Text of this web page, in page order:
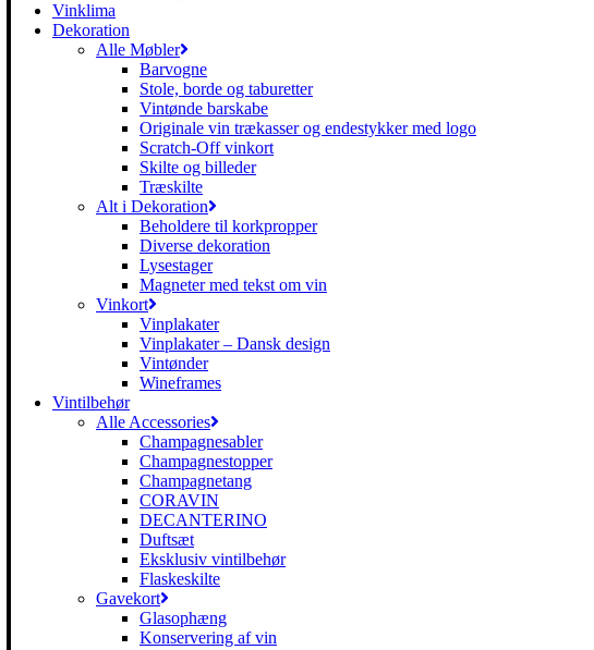
Vinklima
Dekoration
Alle Møbler
Barvogne
Stole, borde og taburetter
Vintønde barskabe
Originale vin trækasser og endestykker med logo
Scratch-Off vinkort
Skilte og billeder
Træskilte
Alt i Dekoration
Beholdere til korkpropper
Diverse dekoration
Lysestager
Magneter med tekst om vin
Vinkort
Vinplakater
Vinplakater – Dansk design
Vintønder
Wineframes
Vintilbehør
Alle Accessories
Champagnesabler
Champagnestopper
Champagnetang
CORAVIN
DECANTERINO
Duftsæt
Eksklusiv vintilbehør
Flaskeskilte
Gavekort
Glasophæng
Konservering af vin